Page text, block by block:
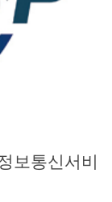
보통신서비